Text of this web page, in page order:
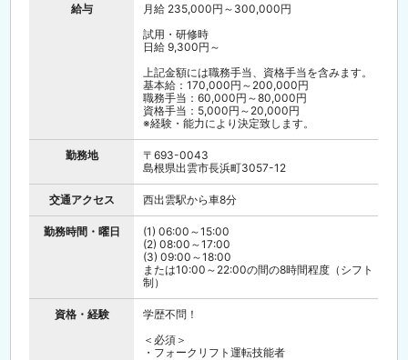
冷蔵冷凍倉庫内でフォークリフトを使用した
【具体的な業務内容】
・ 先入れ先出しによる在庫管理
・ 商品のラッピング・梱包作業
・ 預かり商品の管理・整理整頓
・ 倉庫内の清掃・環境整備 等
【フォロー体制例】
入社後は先輩スタッフがマンツーマンで指導。
倉庫レイアウトの説明から始まり、フォークリ
フトの操作確認、商品の取り扱い方法まで段階
問できる環境を整えています。
>>不安があれば面接でお話しください！
仕事内容、サポート体制、待遇面など気になる
点はすべて面接時に回答いたします！
お気軽にお問い合わせください！
給与
月給 235,000円～300,000円
試用・研修時
日給 9,300円～
上記金額には職務手当、資格手当を含みます。
基本給：170,000円～200,000円
職務手当：60,000円～80,000円
資格手当：5,000円～20,000円
※経験・能力により決定致します。
勤務地
〒693-0043
島根県出雲市長浜町3057-12
交通アクセス 西出雲駅から車8分
勤務時間・曜日
(1) 06:00～15:00
(2) 08:00～17:00
(3) 09:00～18:00
または10:00～22:00の間の8時間程度（シフト
制）
資格・経験
学歴不問！
＜必須＞
・フォークリフト運転技能者